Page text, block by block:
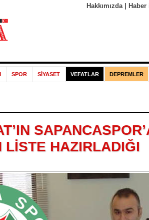
Hakkımızda|
SPOR SİYASET VEFATLAR DEPREMLER
LİSTE HAZIRLADIĞI